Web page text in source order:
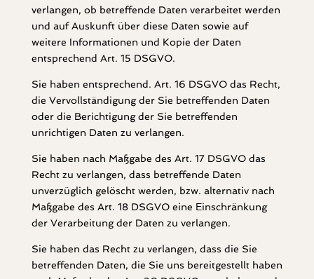
verlangen, ob betreffende Daten verarbeitet werden
und auf Auskunft über diese Daten sowie auf
weitere Informationen und Kopie der Daten
entsprechend Art. 15 DSGVO.
Sie haben entsprechend. Art. 16 DSGVO das Recht,
die Vervollständigung der Sie betreffenden Daten
oder die Berichtigung der Sie betreffenden
unrichtigen Daten zu verlangen.
Sie haben nach Maßgabe des Art. 17 DSGVO das
Recht zu verlangen, dass betreffende Daten
unverzüglich gelöscht werden, bzw. alternativ nach
Maßgabe des Art. 18 DSGVO eine Einschränkung
der Verarbeitung der Daten zu verlangen.
Sie haben das Recht zu verlangen, dass die Sie
betreffenden Daten, die Sie uns bereitgestellt haben